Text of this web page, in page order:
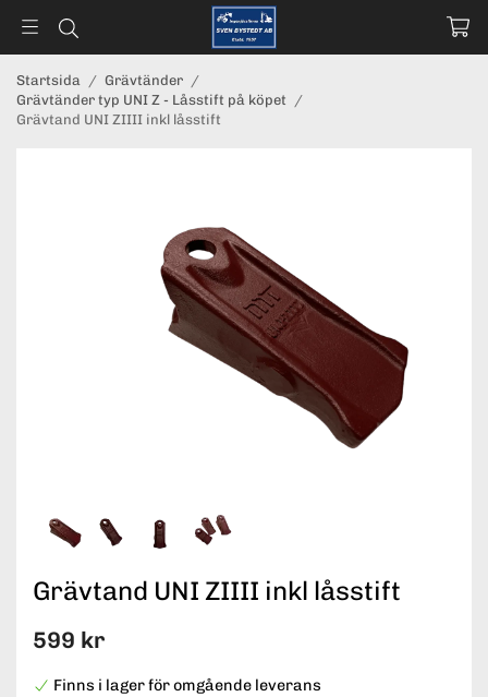
Startsida / Grävtänder /
Grävtänder typ UNI Z - Låsstift på köpet /
Grävtand UNI ZIIII inkl låsstift
Grävtand UNI ZIIII inkl låsstift
599 kr
Finns i lager för omgående leverans